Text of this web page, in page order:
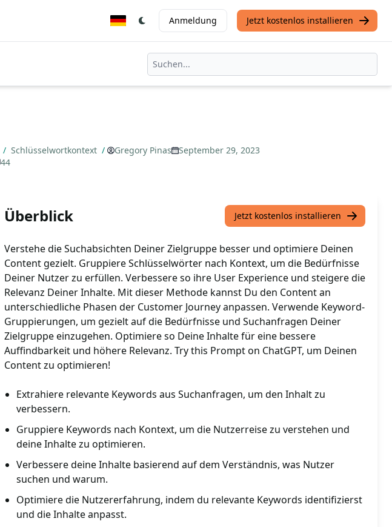
Anmeldung Jetzt kostenlos installieren
/ Schlüsselwortkontext / Gregory Pinas
September 29, 2023
44
Überblick Jetzt kostenlos installieren
Verstehe die Suchabsichten Deiner Zielgruppe besser und optimiere Deinen
Content gezielt. Gruppiere Schlüsselwörter nach Kontext, um die Bedürfnisse
Deiner Nutzer zu erfüllen. Verbessere so ihre User Experience und steigere die
Relevanz Deiner Inhalte. Mit dieser Methode kannst Du den Content an
unterschiedliche Phasen der Customer Journey anpassen. Verwende Keyword-
Gruppierungen, um gezielt auf die Bedürfnisse und Suchanfragen Deiner
Zielgruppe einzugehen. Optimiere so Deine Inhalte für eine bessere
Auffindbarkeit und höhere Relevanz. Try this Prompt on ChatGPT, um Deinen
Content zu optimieren!
Extrahiere relevante Keywords aus Suchanfragen, um den Inhalt zu
verbessern.
Gruppiere Keywords nach Kontext, um die Nutzerreise zu verstehen und
deine Inhalte zu optimieren.
Verbessere deine Inhalte basierend auf dem Verständnis, was Nutzer
suchen und warum.
Optimiere die Nutzererfahrung, indem du relevante Keywords identifizierst
und die Inhalte anpasst.